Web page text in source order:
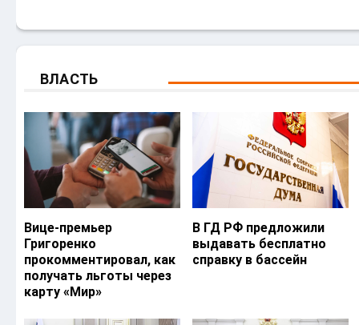
ВЛАСТЬ
Вице-премьер
Григоренко
прокомментировал, как
получать льготы через
карту «Мир»
В ГД РФ предложили
выдавать бесплатно
справку в бассейн